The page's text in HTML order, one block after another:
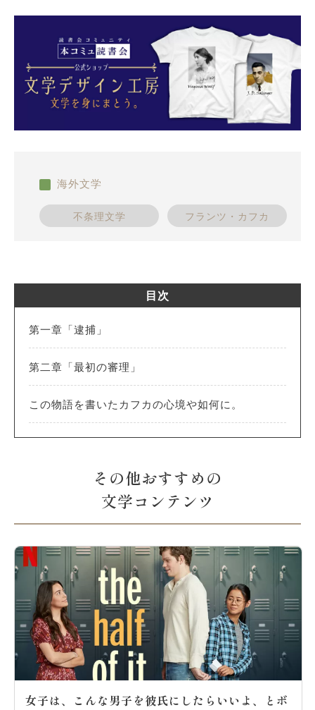
海外文学
不条理文学 フランツ・カフカ
目次
第一章「逮捕」
第二章「最初の審理」
この物語を書いたカフカの心境や如何に。
その他おすすめの
文学コンテンツ
女子は、こんな男子を彼氏にしたらいいよ、とボ